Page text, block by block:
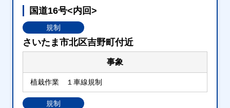
国道16号<内回>
規制
さいたま市北区吉野町付近
事象
植栽作業 １車線規制
規制